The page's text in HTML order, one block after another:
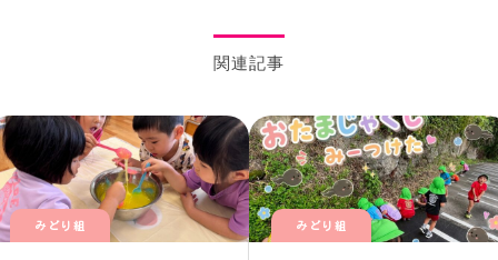
関連記事
みどり組 みどり組